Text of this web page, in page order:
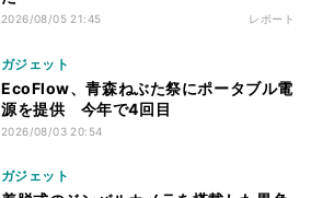
2026/08/05 21:45 レポート
ガジェット
EcoFlow、青森ねぶた祭にポータブル電
源を提供 今年で4回目
2026/08/03 20:54
ガジェット